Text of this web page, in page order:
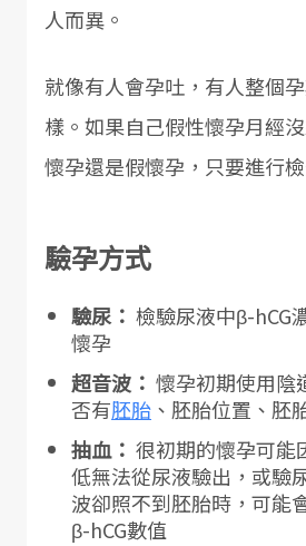
人而異。
就像有人會孕吐，有人整個
樣。如果自己假性懷孕月經
懷孕還是假懷孕，只要進行檢
驗孕方式
驗尿： 檢驗尿液中β-hCG
懷孕
超音波： 懷孕初期使用陰
否有胚胎 、胚胎位置、胚
抽血： 很初期的懷孕可能
低無法從尿液驗出，或驗
波卻照不到胚胎時，可能
β-hCG數值